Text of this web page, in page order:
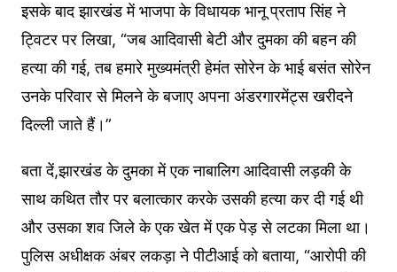
इसके बाद झारखंड में भाजपा के विधायक भानू प्रताप सिंह ने
ट्विटर पर लिखा, “जब आदिवासी बेटी और दुमका की बहन की
हत्या की गई, तब हमारे मुख्यमंत्री हेमंत सोरेन के भाई बसंत सोरेन
उनके परिवार से मिलने के बजाए अपना अंडरगारमेंट्स खरीदने
दिल्ली जाते हैं।”
बता दें,झारखंड के दुमका में एक नाबालिग आदिवासी लड़की के
साथ कथित तौर पर बलात्कार करके उसकी हत्या कर दी गई थी
और उसका शव जिले के एक खेत में एक पेड़ से लटका मिला था।
पुलिस अधीक्षक अंबर लकड़ा ने पीटीआई को बताया, “आरोपी की